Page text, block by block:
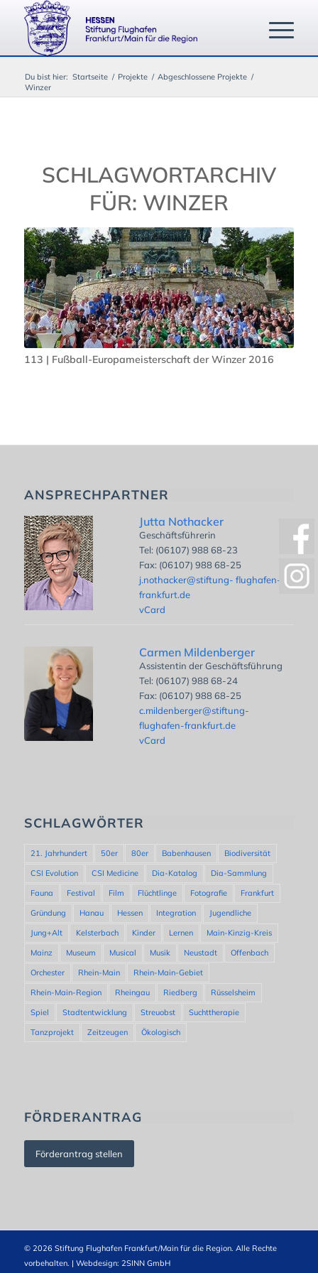
Du bist hier: Startseite / Projekte / Abgeschlossene Projekte /
Winzer
SCHLAGWORTARCHIV
FÜR: WINZER
113 | Fußball-Europameisterschaft der Winzer 2016
ANSPRECHPARTNER
Jutta Nothacker
Geschäftsführerin
Tel: (06107) 988 68-23
Fax: (06107) 988 68-25
j.nothacker@stiftung- flughafen-
frankfurt.de
vCard
Carmen Mildenberger
Assistentin der Geschäftsführung
Tel: (06107) 988 68-24
Fax: (06107) 988 68-25
c.mildenberger@stiftung-
flughafen-frankfurt.de
vCard
SCHLAGWÖRTER
21. Jahrhundert 50er 80er Babenhausen
Biodiversität
CSI Evolution
CSI Medicine Dia-Katalog
Dia-Sammlung
Fauna
Festival Film Flüchtlinge Fotografie
Frankfurt
Gründung
Hanau Hessen Integration
Jugendliche
Jung+Alt
Kelsterbach Kinder Lernen
Main-Kinzig-Kreis
Mainz
Museum Musical Musik Neustadt
Offenbach
Orchester
Rhein-Main
Rhein-Main-Gebiet
Rhein-Main-Region
Rheingau Riedberg
Rüsselsheim
Spiel
Stadtentwicklung Streuobst
Suchttherapie
Tanzprojekt
Zeitzeugen Ökologisch
FÖRDERANTRAG
Förderantrag stellen
© 2026 Stiftung Flughafen Frankfurt/Main für die Region. Alle Rechte
vorbehalten. | Webdesign: 2SINN GmbH